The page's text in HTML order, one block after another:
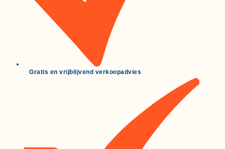
Gratis en vrijblijvend verkoopadvies